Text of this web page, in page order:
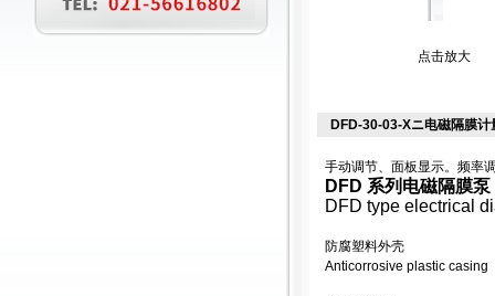
点击放大
DFD-30-03-Xニ电磁隔膜计
手动调节、面板显示。频率
DFD 系列电磁隔膜泵
DFD type electrical
防腐塑料外壳
Anticorrosive plastic casing